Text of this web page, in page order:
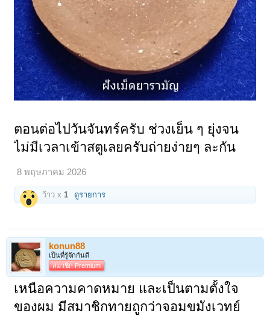
ตอนต่อไปวันจันทร์ครับ ช่วงเย็น ๆ ยุ่งจน
ไม่มีเวลาเข้าสตูเลยครับถ่ายง่ายๆ ละกัน
8 พฤษภาคม 2026
ว้าว x 1 ดูรายการ
konun88
เป็นที่รู้จักกันดี
สมาชิก Premium
เหนือความคาดหมาย และเป็นตามตั้งใจ
ของผม มีสมาชิกทายถูกว่าจอมขมังเวทย์